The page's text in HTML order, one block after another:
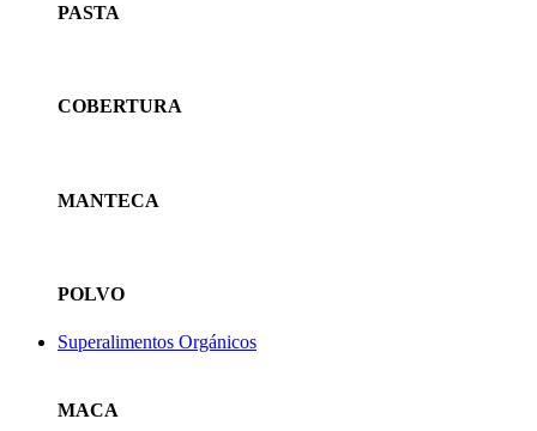
PASTA
COBERTURA
MANTECA
POLVO
Superalimentos Orgánicos
MACA